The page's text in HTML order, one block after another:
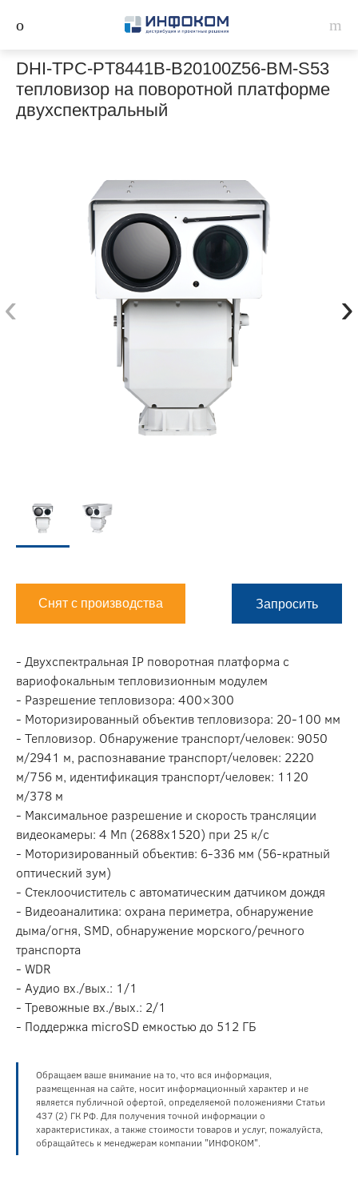
DHI-TPC-PT8441B-B20100Z56-BM-S53
тепловизор на поворотной платформе
двухспектральный
‹ ›
Снят с производства Запросить
- Двухспектральная IP поворотная платформа с
вариофокальным тепловизионным модулем
- Разрешение тепловизора: 400×300
- Моторизированный объектив тепловизора: 20-100 мм
- Тепловизор. Обнаружение транспорт/человек: 9050
м/2941 м, распознавание транспорт/человек: 2220
м/756 м, идентификация транспорт/человек: 1120
м/378 м
- Максимальное разрешение и скорость трансляции
видеокамеры: 4 Мп (2688х1520) при 25 к/с
- Моторизированный объектив: 6-336 мм (56-кратный
оптический зум)
- Стеклоочиститель с автоматическим датчиком дождя
- Видеоаналитика: охрана периметра, обнаружение
дыма/огня, SMD, обнаружение морского/речного
транспорта
- WDR
- Аудио вх./вых.: 1/1
- Тревожные вх./вых.: 2/1
- Поддержка microSD емкостью до 512 ГБ
Обращаем ваше внимание на то, что вся информация,
размещенная на сайте, носит информационный характер и не
является публичной офертой, определяемой положениями Статьи
437 (2) ГК РФ. Для получения точной информации о
характеристиках, а также стоимости товаров и услуг, пожалуйста,
обращайтесь к менеджерам компании "ИНФОКОМ".